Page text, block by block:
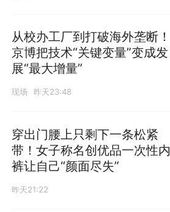
从校办工厂到打破海外垄断！
京博把技术“关键变量”变成发
展“最大增量”
现场 昨天23:48
穿出门腰上只剩下一条松紧
带！女子称名创优品一次性内
裤让自己“颜面尽失”
昨天21:22